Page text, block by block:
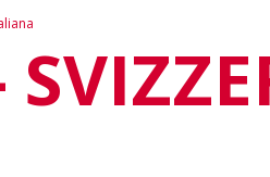
Arbeitsverträge für
Sicherheit & Fairness
Kompetente Unterstützung
bei arbeitsrechtlichen
Fragen
stehen